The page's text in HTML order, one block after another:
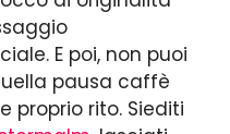
E poi, non puoi
pausa caffè
proprio rito. Siediti